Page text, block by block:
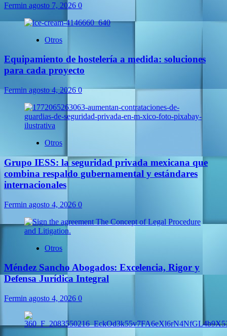
Fermin agosto 7, 2026 0
Otros
Equipamiento de hostelería a medida: soluciones
para cada proyecto
Fermin agosto 4, 20260
Otros
Grupo IESS: la seguridad privada mexicana que
combina respaldo gubernamental y estándares
internacionales
Fermin agosto 4, 2026 0
Otros
Méndez Sancho Abogados: Excelencia, Rigor y
Defensa Jurídica Integral
Fermin agosto 4, 2026 0